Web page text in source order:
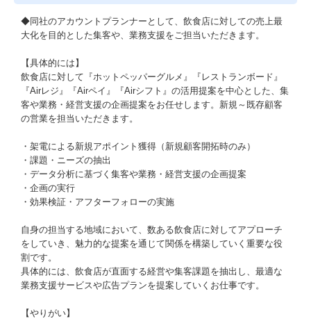
◆同社のアカウントプランナーとして、飲食店に対しての売上最
大化を目的とした集客や、業務支援をご担当いただきます。
【具体的には】
飲食店に対して『ホットペッパーグルメ』『レストランボード』
『Airレジ』『Airペイ』『Airシフト』の活用提案を中心とした、集
客や業務・経営支援の企画提案をお任せします。新規～既存顧客
の営業を担当いただきます。
・架電による新規アポイント獲得（新規顧客開拓時のみ）
・課題・ニーズの抽出
・データ分析に基づく集客や業務・経営支援の企画提案
・企画の実行
・効果検証・アフターフォローの実施
自身の担当する地域において、数ある飲食店に対してアプローチ
をしていき、魅力的な提案を通じて関係を構築していく重要な役
割です。
具体的には、飲食店が直面する経営や集客課題を抽出し、最適な
業務支援サービスや広告プランを提案していくお仕事です。
【やりがい】